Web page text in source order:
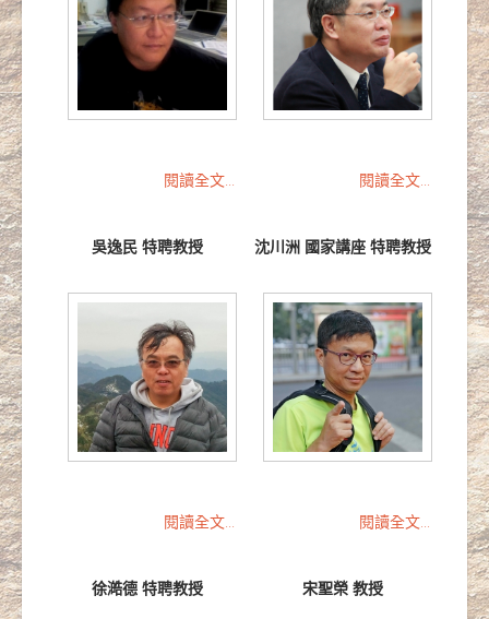
閱讀全文... 閱讀全文...
吳逸民 特聘教授
閱讀全文...
沈川洲 國家講座 特聘教授
閱讀全文...
徐澔德 特聘教授 宋聖榮 教授